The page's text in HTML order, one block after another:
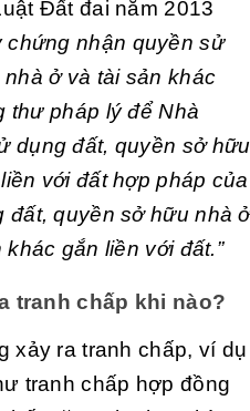
Đất đai năm 2013
chứng nhận quyền sử
ở và tài sản khác
thư pháp lý để Nhà
dụng đất, quyền sở hữu
với đất hợp pháp của
đất, quyền sở hữu nhà ở
gắn liền với đất.”
tranh chấp khi nào?
xảy ra tranh chấp, ví dụ
tranh chấp hợp đồng